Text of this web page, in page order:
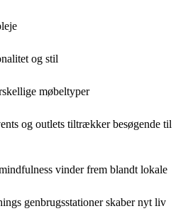
og stil
møbeltyper
og outlets tiltrækker besøgende til
vinder frem blandt lokale
genbrugsstationer skaber nyt liv